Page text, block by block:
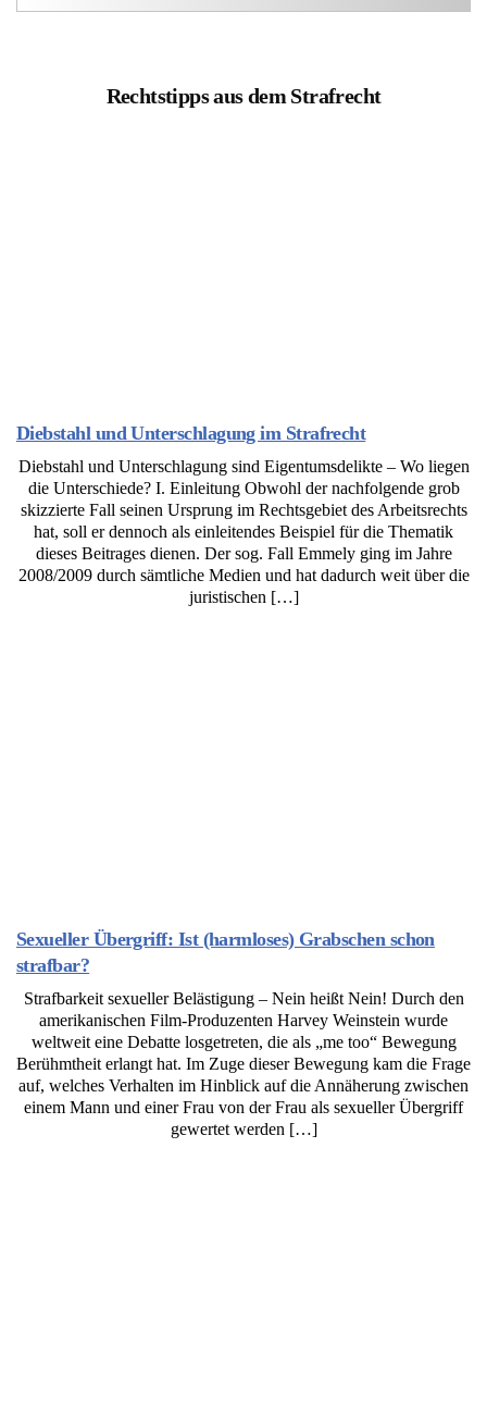
Rechtstipps aus dem Strafrecht
Diebstahl und Unterschlagung im Strafrecht
Diebstahl und Unterschlagung sind Eigentumsdelikte – Wo liegen
die Unterschiede? I. Einleitung Obwohl der nachfolgende grob
skizzierte Fall seinen Ursprung im Rechtsgebiet des Arbeitsrechts
hat, soll er dennoch als einleitendes Beispiel für die Thematik
dieses Beitrages dienen. Der sog. Fall Emmely ging im Jahre
2008/2009 durch sämtliche Medien und hat dadurch weit über die
juristischen […]
Sexueller Übergriff: Ist (harmloses) Grabschen schon
strafbar?
Strafbarkeit sexueller Belästigung – Nein heißt Nein! Durch den
amerikanischen Film-Produzenten Harvey Weinstein wurde
weltweit eine Debatte losgetreten, die als „me too“ Bewegung
Berühmtheit erlangt hat. Im Zuge dieser Bewegung kam die Frage
auf, welches Verhalten im Hinblick auf die Annäherung zwischen
einem Mann und einer Frau von der Frau als sexueller Übergriff
gewertet werden […]